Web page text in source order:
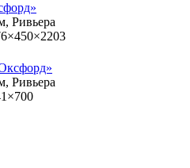
Ривьера
Ривьера